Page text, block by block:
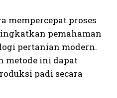
proses
pemahaman
pertanian modern.
metode ini dapat
padi secara